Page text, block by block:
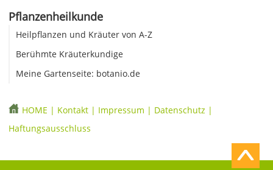
Pflanzenheilkunde
Heilpflanzen und Kräuter von A-Z
Berühmte Kräuterkundige
Meine Gartenseite: botanio.de
HOME | Kontakt | Impressum | Datenschutz |
Haftungsausschluss